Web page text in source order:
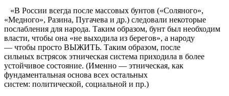
«В России всегда после массовых бунтов («Соляного»,
«Медного», Разина, Пугачева и др.) следовали некоторые
послабления для народа. Таким образом, бунт был необходим
власти, чтобы она «не выходила из берегов», а народу
— чтобы просто ВЫЖИТЬ. Таким образом, после
сильных встрясок этническая система приходила в более
устойчивое состояние. (Именно — этническая, как
фундаментальная основа всех остальных
систем: политической, социальной и пр.)